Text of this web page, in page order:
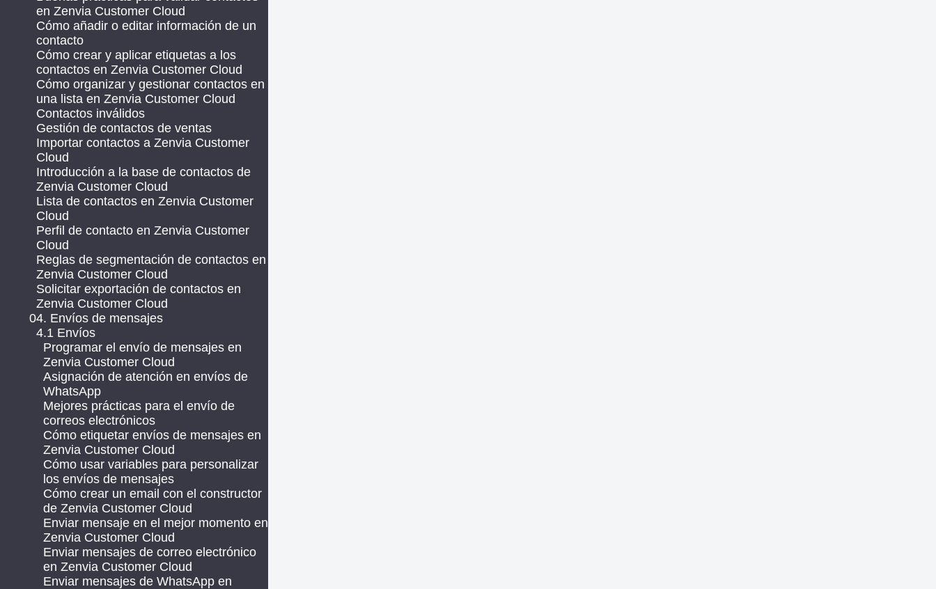
en Zenvia Customer Cloud
Cómo añadir o editar información de un
contacto
Cómo crear y aplicar etiquetas a los
contactos en Zenvia Customer Cloud
Cómo organizar y gestionar contactos en
una lista en Zenvia Customer Cloud
Contactos inválidos
Gestión de contactos de ventas
Importar contactos a Zenvia Customer
Cloud
Introducción a la base de contactos de
Zenvia Customer Cloud
Lista de contactos en Zenvia Customer
Cloud
Perfil de contacto en Zenvia Customer
Cloud
Reglas de segmentación de contactos en
Zenvia Customer Cloud
Solicitar exportación de contactos en
Zenvia Customer Cloud
04. Envíos de mensajes
4.1 Envíos
Programar el envío de mensajes en
Zenvia Customer Cloud
Asignación de atención en envíos de
WhatsApp
Mejores prácticas para el envío de
correos electrónicos
Cómo etiquetar envíos de mensajes en
Zenvia Customer Cloud
Cómo usar variables para personalizar
los envíos de mensajes
Cómo crear un email con el constructor
de Zenvia Customer Cloud
Enviar mensaje en el mejor momento en
Zenvia Customer Cloud
Enviar mensajes de correo electrónico
en Zenvia Customer Cloud
Enviar mensajes de WhatsApp en